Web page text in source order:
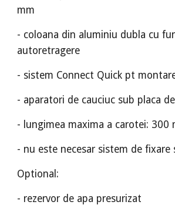
mm
- coloana din aluminiu dubla cu
autoretragere
- sistem Connect Quick pt
- aparatori de cauciuc sub placa
- lungimea maxima a carotei: 300
- nu este necesar sistem de fixare
Optional:
- rezervor de apa presurizat